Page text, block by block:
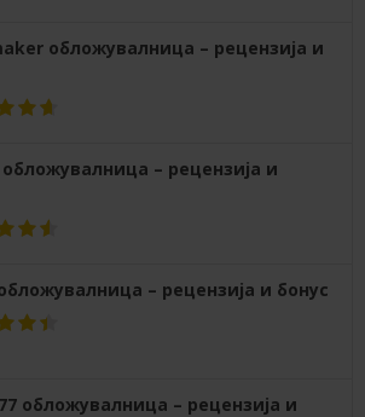
обложувалница – рецензија и
– рецензија и
– рецензија и бонус
обложувалница – рецензија и